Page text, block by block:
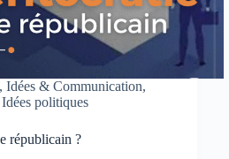
, Idées & Communication,
Idées politiques
républicain ?